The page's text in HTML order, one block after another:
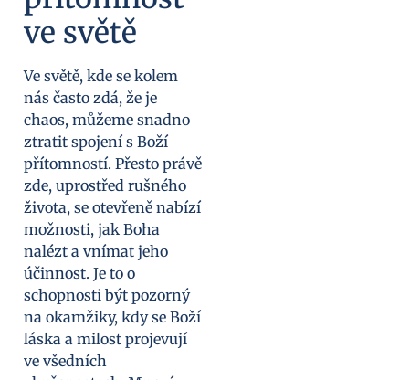
ve světě
Ve světě, kde se kolem
nás často zdá, že je
chaos, můžeme snadno
ztratit spojení s Boží
přítomností. Přesto právě
zde, uprostřed rušného
života, se otevřeně nabízí
možnosti, jak Boha
nalézt a vnímat jeho
účinnost. Je to o
schopnosti být pozorný
na okamžiky, kdy se Boží
láska a milost projevují
ve všedních